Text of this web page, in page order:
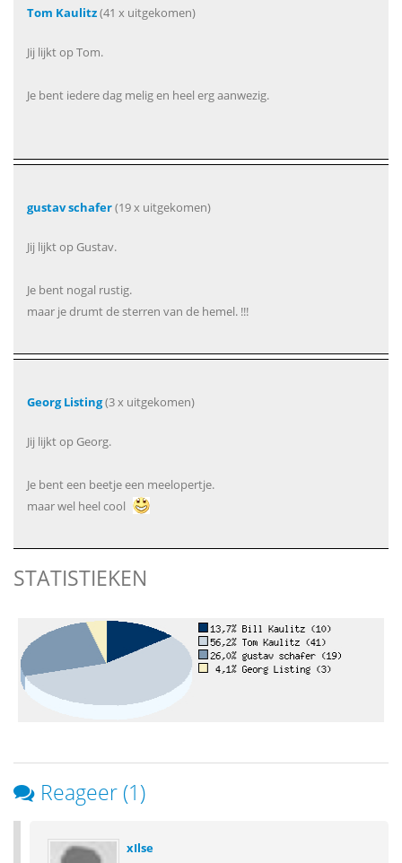
Tom Kaulitz(41 x uitgekomen)
Jij lijkt op Tom.
Je bent iedere dag melig en heel erg aanwezig.
gustav schafer(19 x uitgekomen)
Jij lijkt op Gustav.
Je bent nogal rustig.
maar je drumt de sterren van de hemel. !!!
Georg Listing(3 x uitgekomen)
Jij lijkt op Georg.
Je bent een beetje een meelopertje.
maar wel heel cool
STATISTIEKEN
Reageer (1)
xIlse